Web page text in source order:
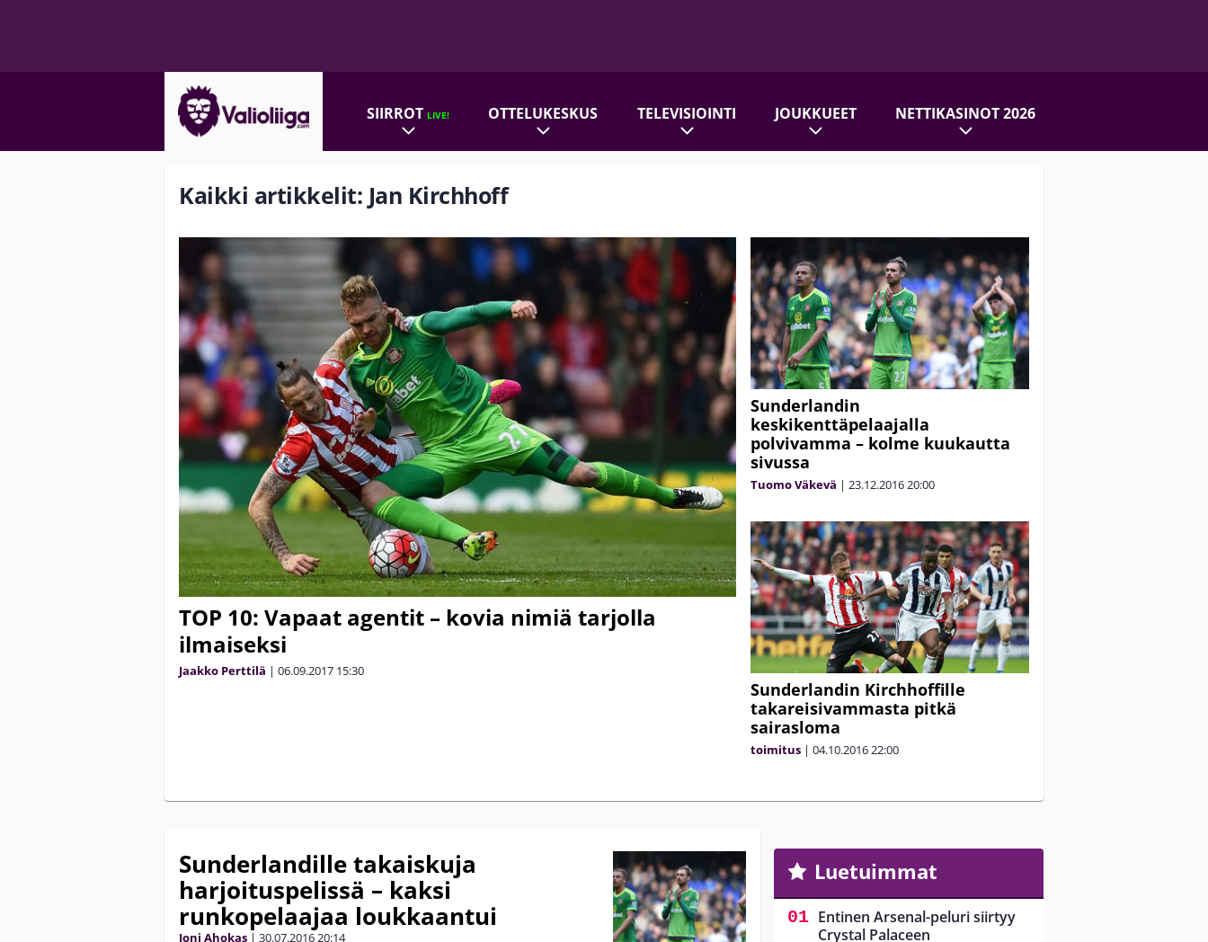
SIIRROTLIVE! OTTELUKESKUS TELEVISIOINTI JOUKKUEET NETTIKASINOT 2026
Kaikki artikkelit: Jan Kirchhoff
TOP 10: Vapaat agentit – kovia nimiä tarjolla
ilmaiseksi
Jaakko Perttilä | 06.09.2017 15:30
Sunderlandin
keskikenttäpelaajalla
polvivamma – kolme kuukautta
sivussa
Tuomo Väkevä | 23.12.201620:00
Sunderlandin Kirchhoffille
takareisivammasta pitkä
sairasloma
toimitus | 04.10.201622:00
Sunderlandille takaiskuja
harjoituspelissä – kaksi
runkopelaajaa loukkaantui
Joni Ahokas | 30.07.201620:14
Luetuimmat
Entinen Arsenal-peluri siirtyy
Crystal Palaceen